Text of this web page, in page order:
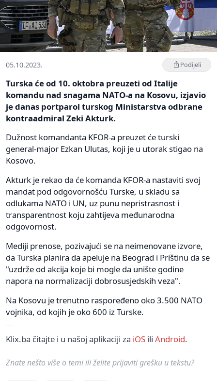
05.10.2023. Podijeli
Turska će od 10. oktobra preuzeti od Italije
komandu nad snagama NATO-a na Kosovu, izjavio
je danas portparol turskog Ministarstva odbrane
kontraadmiral Zeki Akturk.
Dužnost komandanta KFOR-a preuzet će turski
general-major Ezkan Ulutas, koji je u utorak stigao na
Kosovo.
Akturk je rekao da će komanda KFOR-a nastaviti svoj
mandat pod odgovornošću Turske, u skladu sa
odlukama NATO i UN, uz punu nepristrasnost i
transparentnost koju zahtijeva međunarodna
odgovornost.
Mediji prenose, pozivajući se na neimenovane izvore,
da Turska planira da apeluje na Beograd i Prištinu da se
"uzdrže od akcija koje bi mogle da unište godine
napora na normalizaciji dobrosusjedskih veza".
Na Kosovu je trenutno raspoređeno oko 3.500 NATO
vojnika, od kojih je oko 600 iz Turske.
Klix.ba čitajte i u našoj aplikaciji za iOS ili Android.
Znate nešto više o temi ili želite prijaviti grešku u tekstu?